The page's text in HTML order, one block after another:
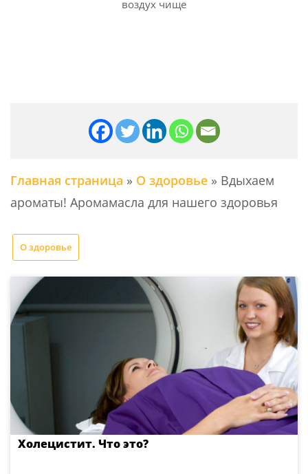
воздух чище
Главная страница » О здоровье » Вдыхаем
ароматы! Аромамасла для нашего здоровья
О здоровье
Холецистит. Что это?